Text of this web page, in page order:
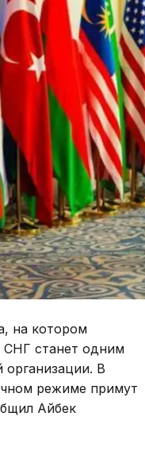
на котором
СНГ станет одним
организации. В
режиме примут
Айбек